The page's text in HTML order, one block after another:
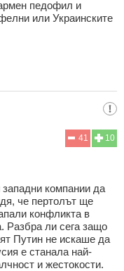
педофил и
или Украинските
10
41
компании да
че пертолът ще
конфликта в
Разбра ли сега защо
Путин не искаше да
е станала най-
и жестокости.